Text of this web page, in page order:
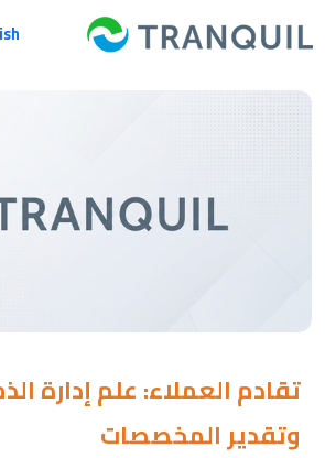
تقادم العملاء: علم إدارة
وتقدير المخصصات